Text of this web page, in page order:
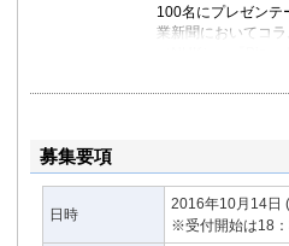
100名にプレゼンテ
業新聞においてコ
募集要項
日時
2016年10月14日
※受付開始は18：